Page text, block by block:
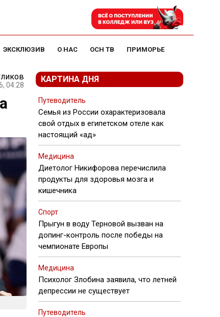
ЭКСКЛЮЗИВ О НАС ОСН ТВ ПРИМОРЬЕ
04:28
КАРТИНА ДНЯ
Путеводитель
Семья из России охарактеризовала
свой отдых в египетском отеле как
настоящий «ад»
Медицина
Диетолог Никифорова перечислила
продукты для здоровья мозга и
кишечника
Спорт
Прыгун в воду Терновой вызван на
допинг-контроль после победы на
чемпионате Европы
Медицина
Психолог Злобина заявила, что летней
депрессии не существует
Путеводитель